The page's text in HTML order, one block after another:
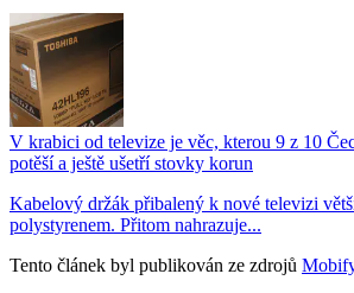
V krabici od televize je věc, kterou 9 z 10
potěší a ještě ušetří stovky korun
Kabelový držák přibalený k nové televizi
polystyrenem. Přitom nahrazuje...
Tento článek byl publikován ze zdrojů